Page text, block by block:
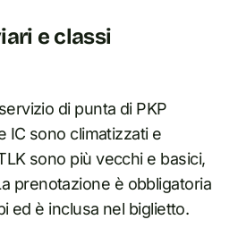
e classi
di punta di PKP
IC sono climatizzati e
sono più vecchi e basici,
prenotazione è obbligatoria
ed è inclusa nel biglietto.